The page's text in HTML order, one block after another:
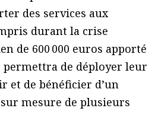
des services aux
durant la crise
de 600 000 euros apporté
permettra de déployer leur
et de bénéficier d’un
mesure de plusieurs